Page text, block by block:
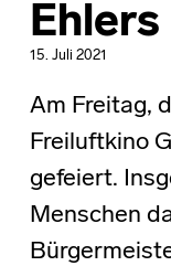
15. Juli 2021
Am Freitag,
Freiluftkino
gefeiert.
Menschen